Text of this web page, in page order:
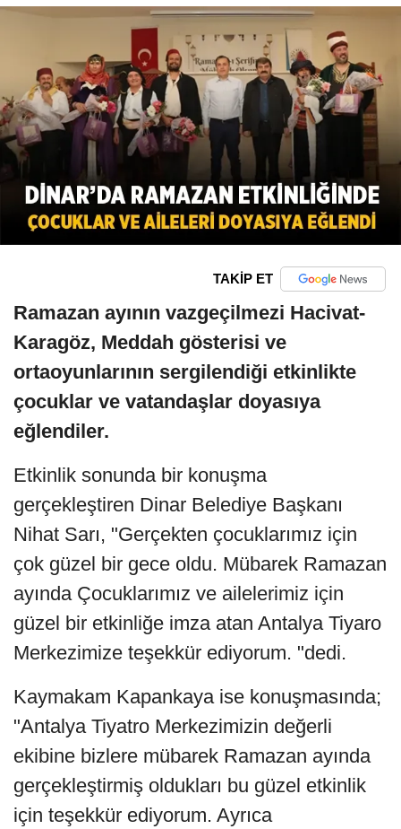
TAKİP ET
Ramazan ayının vazgeçilmezi Hacivat-
Karagöz, Meddah gösterisi ve
ortaoyunlarının sergilendiği etkinlikte
çocuklar ve vatandaşlar doyasıya
eğlendiler.
Etkinlik sonunda bir konuşma
gerçekleştiren Dinar Belediye Başkanı
Nihat Sarı, "Gerçekten çocuklarımız için
çok güzel bir gece oldu. Mübarek Ramazan
ayında Çocuklarımız ve ailelerimiz için
güzel bir etkinliğe imza atan Antalya Tiyaro
Merkezimize teşekkür ediyorum. "dedi.
Kaymakam Kapankaya ise konuşmasında;
"Antalya Tiyatro Merkezimizin değerli
ekibine bizlere mübarek Ramazan ayında
gerçekleştirmiş oldukları bu güzel etkinlik
için teşekkür ediyorum. Ayrıca